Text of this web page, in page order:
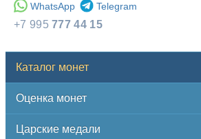
WhatsApp
Telegram
+7 995777 44 15
Каталог монет
Оценка монет
Царские медали